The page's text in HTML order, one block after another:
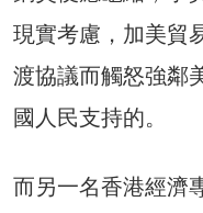
現實考慮，加美貿
渡協議而觸怒強鄰
國人民支持的。
而另一名香港經濟